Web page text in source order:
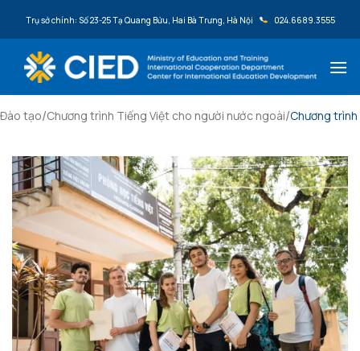
Trụ sở chính: Số 23-25 Tạ Quang Bửu, Hai Bà Trưng, Hà Nội 024.6689.3555
Đào tạo/Chương trình Tiếng Việt cho người nước ngoài/Chương